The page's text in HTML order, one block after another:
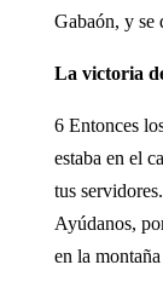
Gabaón, y se
La victoria
6 Entonces
estaba en el
tus
Ayúdanos,
en la